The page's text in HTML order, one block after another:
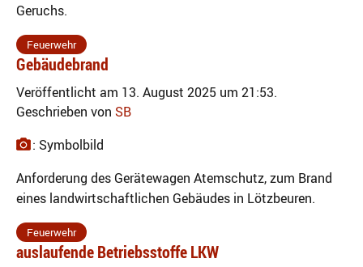
Geruchs.
Feuerwehr
Gebäudebrand
Veröffentlicht am 13. August 2025 um 21:53.
Geschrieben von SB
: Symbolbild
Anforderung des Gerätewagen Atemschutz, zum Brand
eines landwirtschaftlichen Gebäudes in Lötzbeuren.
Feuerwehr
auslaufende Betriebsstoffe LKW